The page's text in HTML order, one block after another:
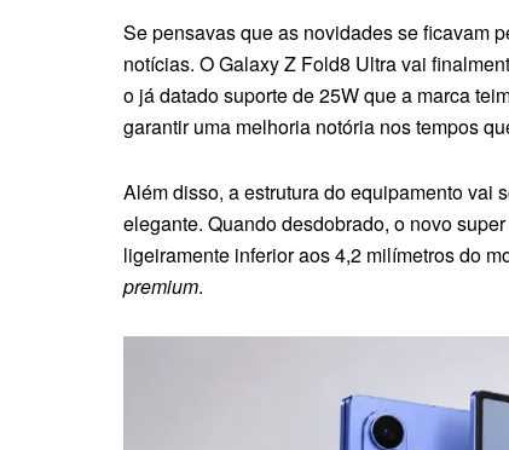
Se pensavas que as novidades se ficavam
notícias. O Galaxy Z Fold8 Ultra vai
o já datado suporte de 25W que a marca
garantir uma melhoria notória nos tempos
Além disso, a estrutura do equipamento vai
elegante. Quando desdobrado, o novo
ligeiramente inferior aos 4,2 milímetros do
premium.